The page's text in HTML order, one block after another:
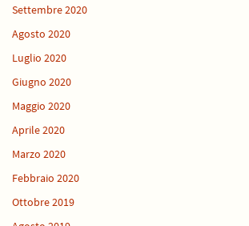
Settembre 2020
Agosto 2020
Luglio 2020
Giugno 2020
Maggio 2020
Aprile 2020
Marzo 2020
Febbraio 2020
Ottobre 2019